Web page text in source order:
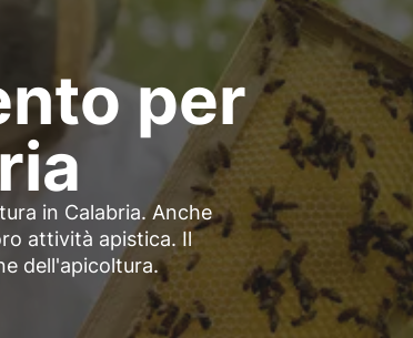
per
in Calabria. Anche
attività apistica. Il
dell'apicoltura.